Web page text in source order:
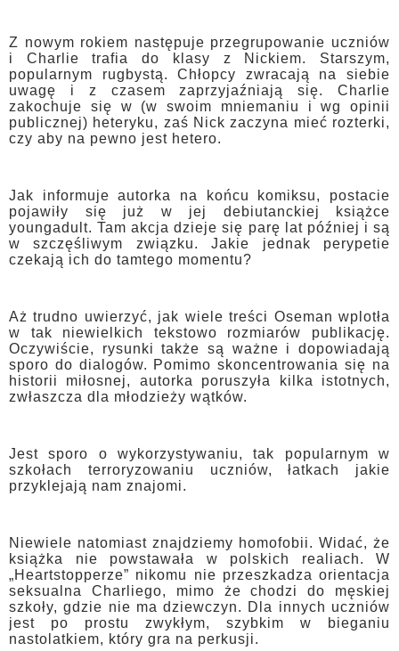
Z nowym rokiem następuje przegrupowanie uczniów
i Charlie trafia do klasy z Nickiem. Starszym,
popularnym rugbystą. Chłopcy zwracają na siebie
uwagę i z czasem zaprzyjaźniają się. Charlie
zakochuje się w (w swoim mniemaniu i wg opinii
publicznej) heteryku, zaś Nick zaczyna mieć rozterki,
czy aby na pewno jest hetero.
Jak informuje autorka na końcu komiksu, postacie
pojawiły się już w jej debiutanckiej książce
youngadult. Tam akcja dzieje się parę lat później i są
w szczęśliwym związku. Jakie jednak perypetie
czekają ich do tamtego momentu?
Aż trudno uwierzyć, jak wiele treści Oseman wplotła
w tak niewielkich tekstowo rozmiarów publikację.
Oczywiście, rysunki także są ważne i dopowiadają
sporo do dialogów. Pomimo skoncentrowania się na
historii miłosnej, autorka poruszyła kilka istotnych,
zwłaszcza dla młodzieży wątków.
Jest sporo o wykorzystywaniu, tak popularnym w
szkołach terroryzowaniu uczniów, łatkach jakie
przyklejają nam znajomi.
Niewiele natomiast znajdziemy homofobii. Widać, że
książka nie powstawała w polskich realiach. W
„Heartstopperze” nikomu nie przeszkadza orientacja
seksualna Charliego, mimo że chodzi do męskiej
szkoły, gdzie nie ma dziewczyn. Dla innych uczniów
jest po prostu zwykłym, szybkim w bieganiu
nastolatkiem, który gra na perkusji.